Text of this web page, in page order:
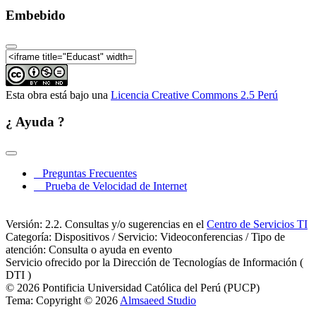
Charla de Información General sobre el Programa de
Desarrollo Educativo con el uso de las Tic 2013 (8 de
Charla de Información General sobre el Programa de
Desarrollo Educativo con el uso de las Tic 2013 (9 de
Embebido
Esta obra está bajo una Licencia Creative Commons 2.5 Perú
¿ Ayuda ?
Preguntas Frecuentes
Prueba de Velocidad de Internet
Versión: 2.2. Consultas y/o sugerencias en el Centro de Servicios TI
Categoría: Dispositivos / Servicio: Videoconferencias / Tipo de
atención: Consulta o ayuda en evento
Servicio ofrecido por la Dirección de Tecnologías de Información (
DTI )
© 2026 Pontificia Universidad Católica del Perú (PUCP)
Tema: Copyright © 2026 Almsaeed Studio